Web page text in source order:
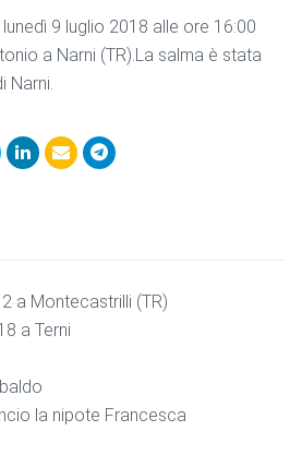
9 luglio 2018 alle ore 16:00
a Narni (TR).La salma è stata
Narni.
a Montecastrilli (TR)
a Terni
la nipote Francesca